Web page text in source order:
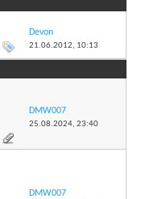
Devon
21.06.2012, 10:13
DMW007
25.08.2024, 23:40
DMW007